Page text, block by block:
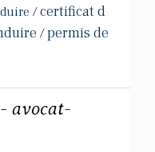
/certificat d
/permis de
avocat-